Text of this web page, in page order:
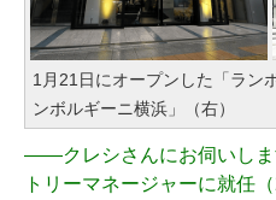
1月21日にオープンした「ラン
ンボルギーニ横浜」（右）
――クレシさんにお伺いし
トリーマネージャーに就任